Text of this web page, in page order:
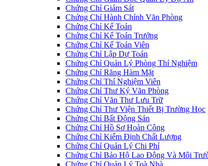
Chứng Chỉ Giám Sát
Chứng Chỉ Hành Chính Văn Phòng
Chứng Chỉ Kế Toán
Chứng Chỉ Kế Toán Trưởng
Chứng Chỉ Kế Toán Viên
Chứng Chỉ Lập Dự Toán
Chứng Chỉ Quản Lý Phòng Thí Nghiệm
Chứng Chỉ Răng Hàm Mặt
Chứng Chỉ Thí Nghiệm Viên
Chứng Chỉ Thư Ký Văn Phòng
Chứng Chỉ Văn Thư Lưu Trữ
Chứng Chỉ Thư Viện Thiết Bị Trường Học
Chứng Chỉ Bất Động Sản
Chứng Chỉ Hồ Sơ Hoàn Công
Chứng Chỉ Kiểm Định Chất Lượng
Chứng Chỉ Quản Lý Chi Phí
Chứng Chỉ Bảo Hộ Lao Động Và Môi
Chứng Chỉ Quản Lý Toà Nhà